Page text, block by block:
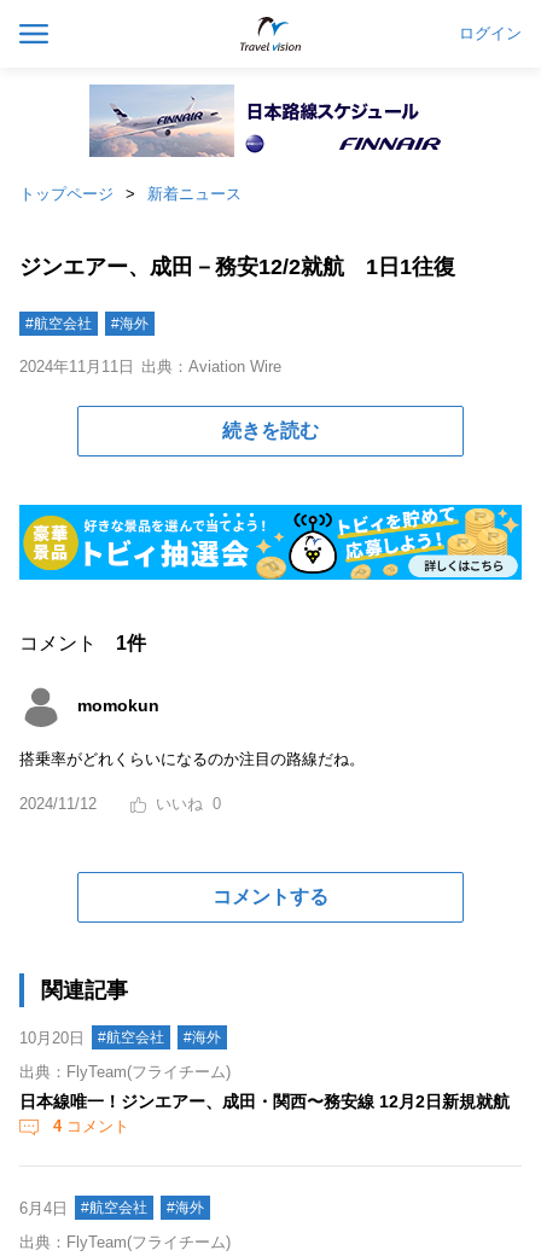
ログイン
トップページ 新着ニュース
ジンエアー、成田－務安12/2就航 1日1往復
#航空会社 #海外
2024年11月11日 出典：Aviation Wire
続きを読む
コメント 1件
momokun
搭乗率がどれくらいになるのか注目の路線だね。
2024/11/12 0
コメントする
関連記事
10月20日 #航空会社 #海外
出典：FlyTeam(フライチーム)
日本線唯一！ジンエアー、成田・関西〜務安線 12月2日新規就航
4コメント
6月4日 #航空会社 #海外
出典：FlyTeam(フライチーム)